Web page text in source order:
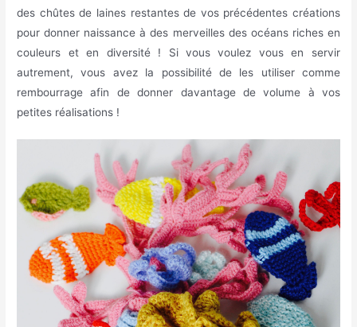
des chûtes de laines restantes de vos précédentes créations
pour donner naissance à des merveilles des océans riches en
couleurs et en diversité ! Si vous voulez vous en servir
autrement, vous avez la possibilité de les utiliser comme
rembourrage afin de donner davantage de volume à vos
petites réalisations !